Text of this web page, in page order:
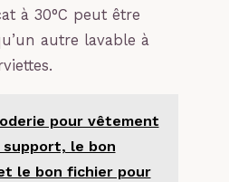
à 30°C peut être
autre lavable à
pour vêtement
support, le bon
le bon fichier pour